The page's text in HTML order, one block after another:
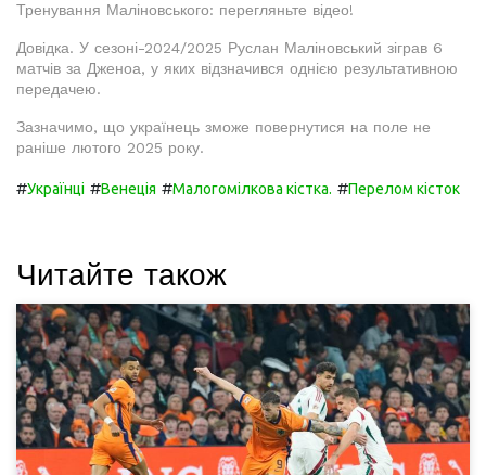
Тренування Маліновського: перегляньте відео!
Довідка. У сезоні-2024/2025 Руслан Маліновський зіграв 6
матчів за Дженоа, у яких відзначився однією результативною
передачею.
Зазначимо, що українець зможе повернутися на поле не
раніше лютого 2025 року.
#Українці #Венеція #Малогомілкова кістка. #Перелом кісток
Читайте також